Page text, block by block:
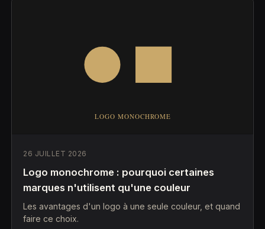
26 JUILLET 2026
Logo monochrome : pourquoi certaines
marques n'utilisent qu'une couleur
Les avantages d'un logo à une seule couleur, et quand
faire ce choix.